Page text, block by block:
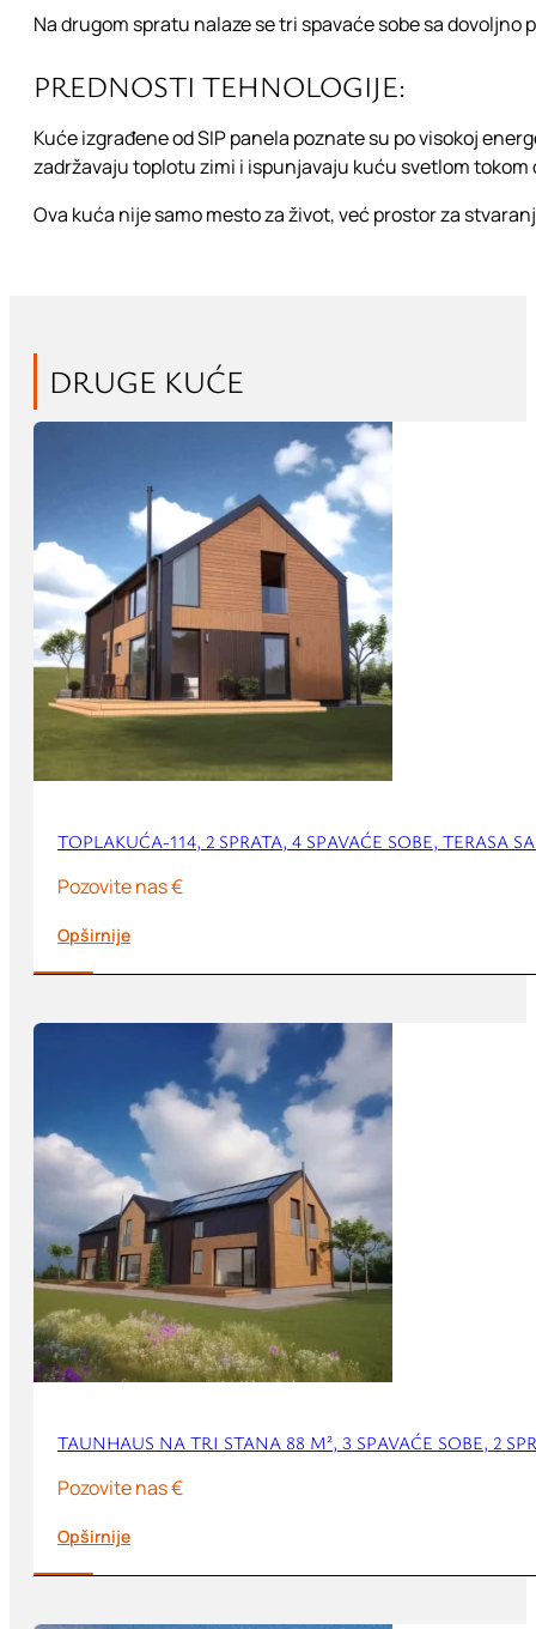
Na drugom spratu nalaze se tri spavaće sobe sa
PREDNOSTI TEHNOLOGIJE:
Kuće izgrađene od SIP panela poznate su po visokoj
zadržavaju toplotu zimi i ispunjavaju kuću svetlom
Ova kuća nije samo mesto za život, već prostor za
DRUGE KUĆE
TOPLAKUĆA-114, 2 SPRATA, 4 SPAVAĆE SOBE, TERASA
Pozovite nas €
Opširnije
TAUNHAUS NA TRI STANA 88 M², 3 SPAVAĆE SOBE, 2
Pozovite nas €
Opširnije